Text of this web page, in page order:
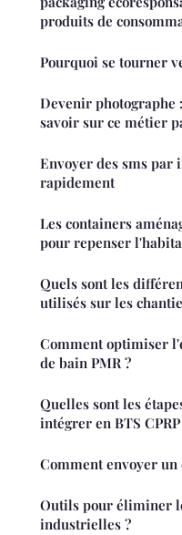
produits de
Pourquoi se tourner
Devenir photographe
savoir sur ce métier
Envoyer des sms par
rapidement
Les containers
pour repenser
Quels sont les
utilisés sur les
Comment optimiser
de bain PMR ?
Quelles sont les
intégrer en BTS CPRP
Comment envoyer
Outils pour éliminer
industrielles ?